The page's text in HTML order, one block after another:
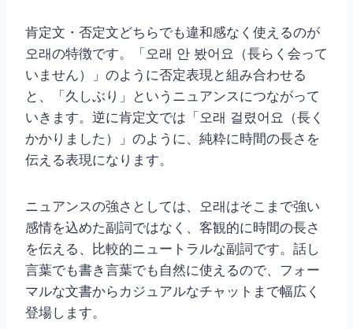
肯定文・否定文どちらでも違和感なく使えるのが
오래の特徴です。「오래 안 봤어요（長らく会って
いません）」のように否定表現と組み合わせる
と、「久しぶり」というニュアンスにつながって
いきます。逆に肯定文では「오래 걸렸어요（長く
かかりました）」のように、純粋に時間の長さを
伝える表現になります。
ニュアンスの強さとしては、오래はそこまで強い
感情を込めた副詞ではなく、客観的に時間の長さ
を伝える、比較的ニュートラルな副詞です。話し
言葉でも書き言葉でも自然に使えるので、フォー
マルな文書からカジュアルなチャットまで幅広く
登場します。